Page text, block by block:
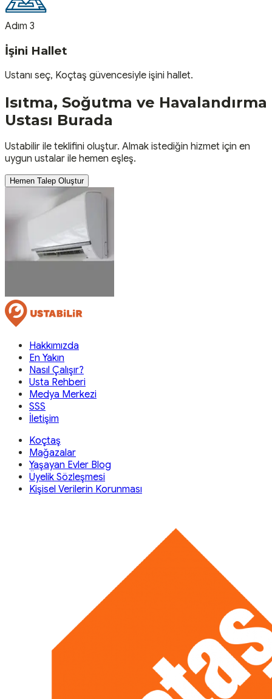
Adım 3
İşini Hallet
Ustanı seç, Koçtaş güvencesiyle işini hallet.
Isıtma, Soğutma ve Havalandırma
Ustası Burada
Ustabilir ile teklifini oluştur. Almak istediğin hizmet için en
uygun ustalar ile hemen eşleş.
Hemen Talep Oluştur
Hakkımızda
En Yakın
Nasıl Çalışır?
Usta Rehberi
Medya Merkezi
SSS
İletişim
Koçtaş
Mağazalar
Yaşayan Evler Blog
Üyelik Sözleşmesi
Kişisel Verilerin Korunması